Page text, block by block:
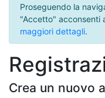
Proseguendo la
"Accetto" acconsenti
maggiori dettagli.
Crea un nuovo